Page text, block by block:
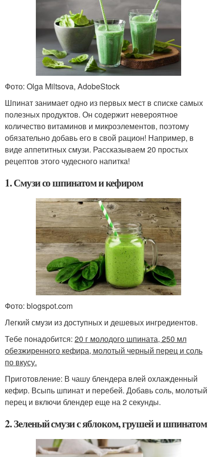
Фото: Olga Miltsova, AdobeStock
Шпинат занимает одно из первых мест в списке самых
полезных продуктов. Он содержит невероятное
количество витаминов и микроэлементов, поэтому
обязательно добавь его в свой рацион! Например, в
виде аппетитных смузи. Рассказываем 20 простых
рецептов этого чудесного напитка!
1. Смузи со шпинатом и кефиром
Фото: blogspot.com
Легкий смузи из доступных и дешевых ингредиентов.
Тебе понадобится: 20 г молодого шпината, 250 мл
обезжиренного кефира, молотый черный перец и соль
по вкусу.
Приготовление: В чашу блендера влей охлажденный
кефир. Всыпь шпинат и перебей. Добавь соль, молотый
перец и включи блендер еще на 2 секунды.
2. Зеленый смузи с яблоком, грушей и шпинатом